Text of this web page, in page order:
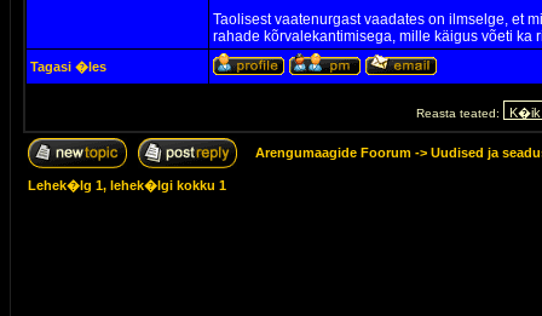
Taolisest vaatenurgast vaadates on ilmselge, et
rahade kõrvalekantimisega, mille käigus võeti ka
Tagasi �les
Reasta teated:
Arengumaagide Foorum -> Uudised ja
Lehek�lg 1, lehek�lgi kokku 1